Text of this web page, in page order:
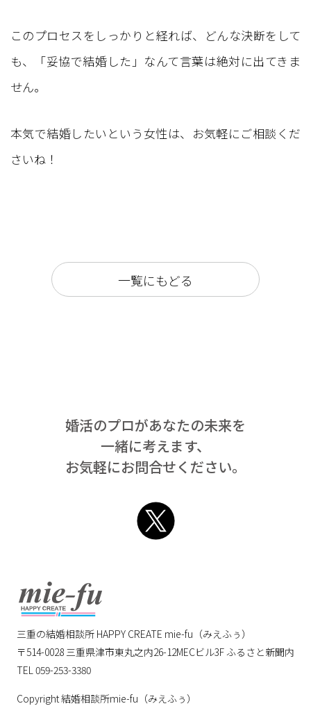
このプロセスをしっかりと経れば、どんな決断をして
も、「妥協で結婚した」なんて言葉は絶対に出てきま
せん。
本気で結婚したいという女性は、お気軽にご相談くだ
さいね！
一覧にもどる
婚活のプロがあなたの未来を
一緒に考えます、
お気軽にお問合せください。
三重の結婚相談所 HAPPY CREATE mie-fu（みえふぅ）
〒514-0028 三重県津市東丸之内26-12MECビル3F ふるさと新聞内
TEL 059-253-3380
Copyright 結婚相談所mie-fu（みえふぅ）